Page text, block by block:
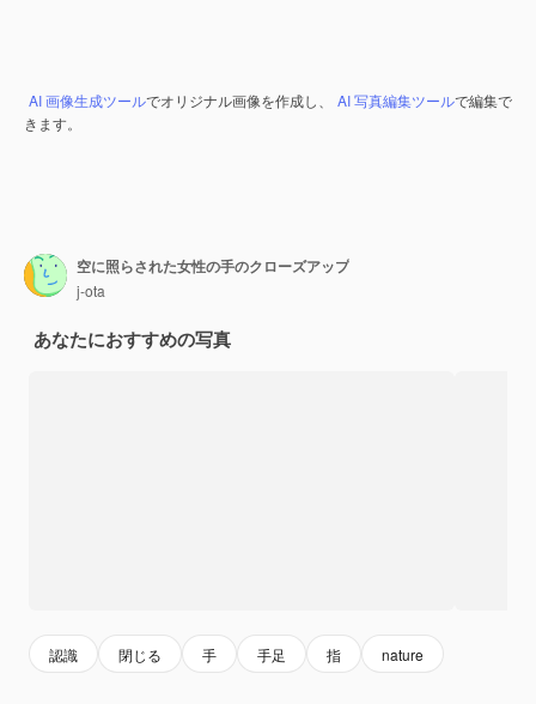
AI 画像生成ツールでオリジナル画像を作成し、 AI 写真編集ツールで編集で
きます。
空に照らされた女性の手のクローズアップ
j-ota
あなたにおすすめの写真
認識 閉じる 手 手足 指 nature